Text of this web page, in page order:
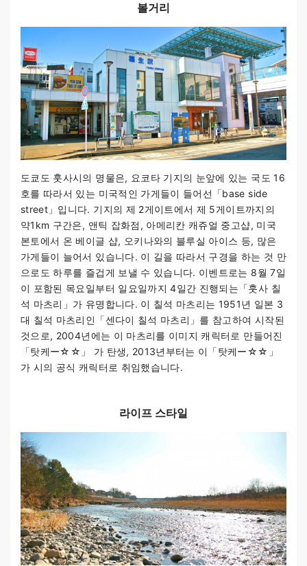
볼거리
도쿄도 훗사시의 명물은, 요코타 기지의 눈앞에 있는 국도 16
호를 따라서 있는 미국적인 가게들이 들어선「base side
street」입니다. 기지의 제 2게이트에서 제 5게이트까지의
약1km 구간은, 앤틱 잡화점, 아메리칸 캐쥬얼 중고샵, 미국
본토에서 온 베이글 샵, 오키나와의 블루실 아이스 등, 많은
가게들이 늘어서 있습니다. 이 길을 따라서 구경을 하는 것 만
으로도 하루를 즐겁게 보낼 수 있습니다. 이벤트로는 8월 7일
이 포함된 목요일부터 일요일까지 4일간 진행되는「훗사 칠
석 마츠리」가 유명합니다. 이 칠석 마츠리는 1951년 일본 3
대 칠석 마츠리인「센다이 칠석 마츠리」를 참고하여 시작된
것으로, 2004년에는 이 마츠리를 이미지 캐릭터로 만들어진
「탓케ー☆☆」 가 탄생, 2013년부터는 이「탓케ー☆☆」
가 시의 공식 캐릭터로 취임했습니다.
라이프 스타일